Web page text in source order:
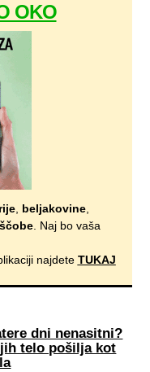
OKO
, beljakovine,
. Naj bo vaša
najdete TUKAJ
dni nenasitni?
telo pošilja kot